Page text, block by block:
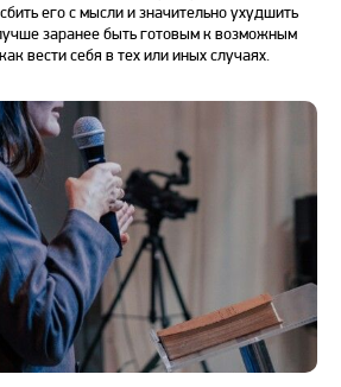
его с мысли и значительно ухудшить
заранее быть готовым к возможным
вести себя в тех или иных случаях.